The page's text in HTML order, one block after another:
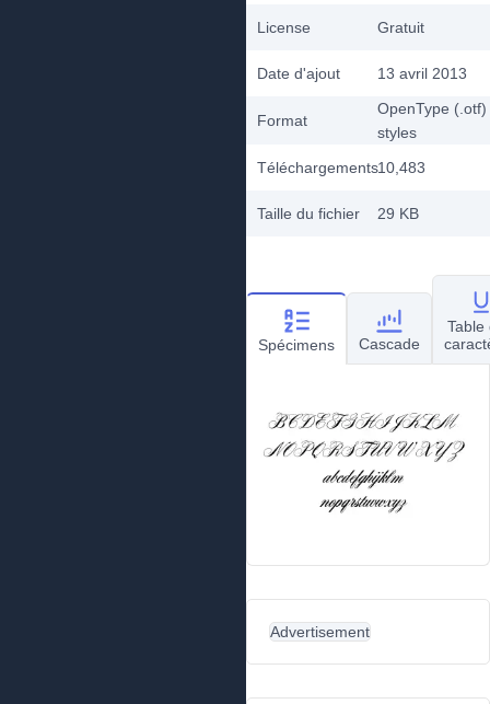
License Gratuit
Date d'ajout 13 avril 2013
Format
OpenType (.otf)
styles
Téléchargements10,483
Taille du fichier 29 KB
Spécimens Cascade
Table
Advertisement